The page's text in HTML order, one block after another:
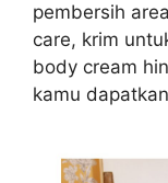
pembersih
care, krim
body cream
kamu